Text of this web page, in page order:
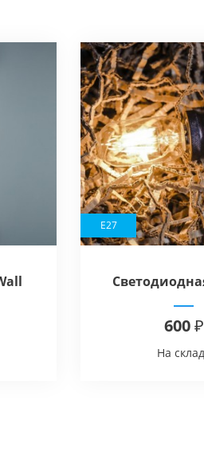
E27
LED Small
600 ₽
На